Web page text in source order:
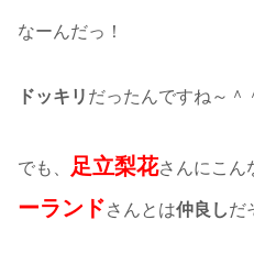
なーんだっ！
ドッキリ だったんですね～＾
でも、 足立梨花さんにこん
ーランドさんとは仲良しだ